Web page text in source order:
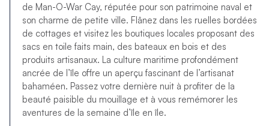
de Man-O-War Cay, réputée pour son patrimoine naval et
son charme de petite ville. Flânez dans les ruelles bordées
de cottages et visitez les boutiques locales proposant des
sacs en toile faits main, des bateaux en bois et des
produits artisanaux. La culture maritime profondément
ancrée de l’île offre un aperçu fascinant de l’artisanat
bahaméen. Passez votre dernière nuit à profiter de la
beauté paisible du mouillage et à vous remémorer les
aventures de la semaine d’île en île.